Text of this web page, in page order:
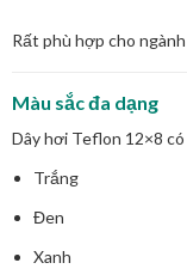
Rất phù hợp cho
Màu sắc đa dạng
Dây hơi Teflon 12×8 có
Trắng
Đen
Xanh